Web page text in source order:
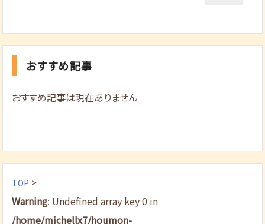
おすすめ記事
おすすめ記事は現在ありません
TOP >
Warning: Undefined array key 0 in
/home/michellx7/houmon-